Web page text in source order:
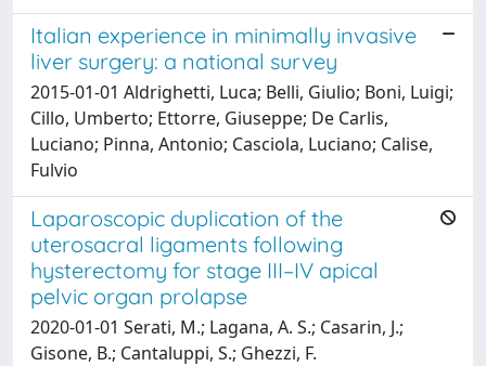
Italian experience in minimally invasive
liver surgery: a national survey
2015-01-01 Aldrighetti, Luca; Belli, Giulio; Boni, Luigi;
Cillo, Umberto; Ettorre, Giuseppe; De Carlis,
Luciano; Pinna, Antonio; Casciola, Luciano; Calise,
Fulvio
Laparoscopic duplication of the
uterosacral ligaments following
hysterectomy for stage III–IV apical
pelvic organ prolapse
2020-01-01 Serati, M.; Lagana, A. S.; Casarin, J.;
Gisone, B.; Cantaluppi, S.; Ghezzi, F.